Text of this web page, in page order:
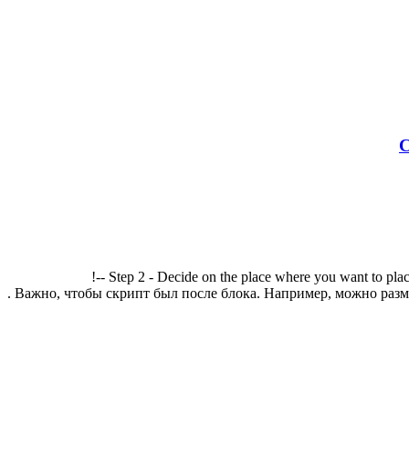
!-- Step 2 - Decide on the place where you want to
. Важно, чтобы скрипт был после блока. Например, можно